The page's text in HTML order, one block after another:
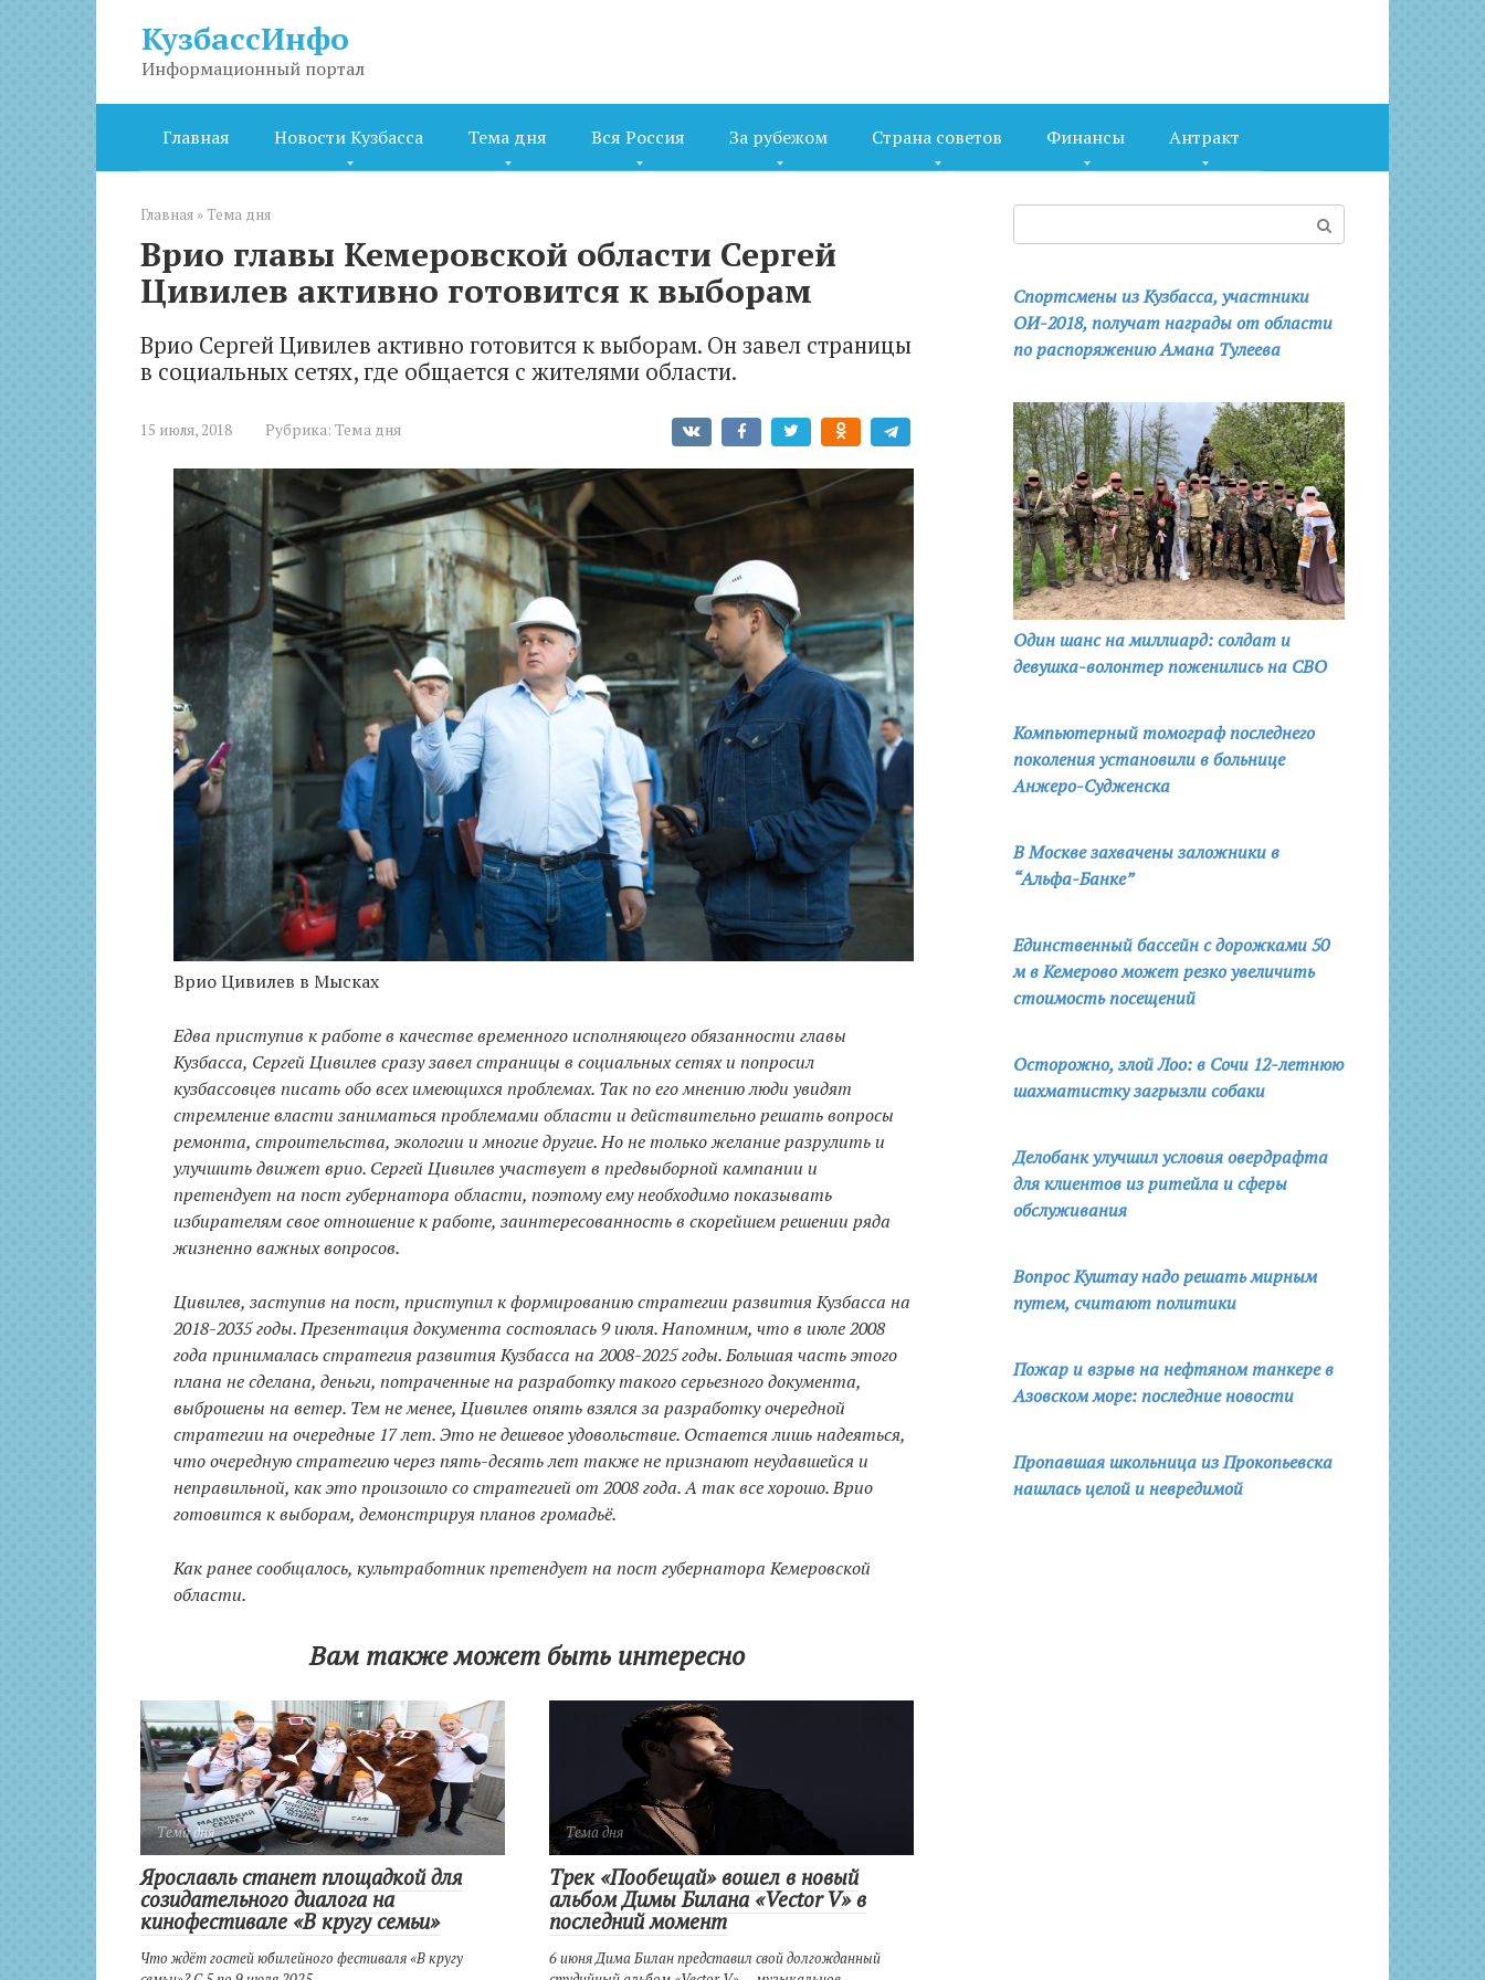
КузбассИнфо
Информационный портал
Главная Новости Кузбасса Тема дня Вся Россия За рубежом Страна советов Финансы Антракт
Главная » Тема дня
Врио главы Кемеровской области Сергей
Цивилев активно готовится к выборам
Врио Сергей Цивилев активно готовится к выборам. Он завел страницы
в социальных сетях, где общается с жителями области.
15 июля, 2018 Рубрика: Тема дня
Врио Цивилев в Мысках
Едва приступив к работе в качестве временного исполняющего обязанности главы
Кузбасса, Сергей Цивилев сразу завел страницы в социальных сетях и попросил
кузбассовцев писать обо всех имеющихся проблемах. Так по его мнению люди увидят
стремление власти заниматься проблемами области и действительно решать вопросы
ремонта, строительства, экологии и многие другие. Но не только желание разрулить и
улучшить движет врио. Сергей Цивилев участвует в предвыборной кампании и
претендует на пост губернатора области, поэтому ему необходимо показывать
избирателям свое отношение к работе, заинтересованность в скорейшем решении ряда
жизненно важных вопросов.
Цивилев, заступив на пост, приступил к формированию стратегии развития Кузбасса на
2018-2035 годы. Презентация документа состоялась 9 июля. Напомним, что в июле 2008
года принималась стратегия развития Кузбасса на 2008-2025 годы. Большая часть этого
плана не сделана, деньги, потраченные на разработку такого серьезного документа,
выброшены на ветер. Тем не менее, Цивилев опять взялся за разработку очередной
стратегии на очередные 17 лет. Это не дешевое удовольствие. Остается лишь надеяться,
что очередную стратегию через пять-десять лет также не признают неудавшейся и
неправильной, как это произошло со стратегией от 2008 года. А так все хорошо. Врио
готовится к выборам, демонстрируя планов громадьё.
Как ранее сообщалось, культработник претендует на пост губернатора Кемеровской
области.
Вам также может быть интересно
Тема дня
Ярославль станет площадкой для
созидательного диалога на
кинофестивале «В кругу семьи»
Что ждёт гостей юбилейного фестиваля «В кругу
Тема дня
Трек «Пообещай» вошел в новый
альбом Димы Билана «Vector V» в
последний момент
6 июня Дима Билан представил свой долгожданный
Спортсмены из Кузбасса, участники
ОИ-2018, получат награды от области
по распоряжению Амана Тулеева
Один шанс на миллиард: солдат и
девушка-волонтер поженились на СВО
Компьютерный томограф последнего
поколения установили в больнице
Анжеро-Судженска
В Москве захвачены заложники в
“Альфа-Банке”
Единственный бассейн с дорожками 50
м в Кемерово может резко увеличить
стоимость посещений
Осторожно, злой Лоо: в Сочи 12-летнюю
шахматистку загрызли собаки
Делобанк улучшил условия овердрафта
для клиентов из ритейла и сферы
обслуживания
Вопрос Куштау надо решать мирным
путем, считают политики
Пожар и взрыв на нефтяном танкере в
Азовском море: последние новости
Пропавшая школьница из Прокопьевска
нашлась целой и невредимой